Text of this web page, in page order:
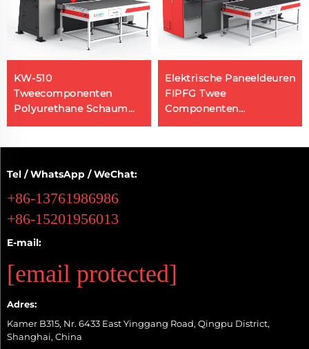
KW-510
Tweecomponenten
Polyurethane Schaum
Spuiten Uitrusting Bron
Elektrische Paneeldeuren
FIPFG Twee
Componenten
Polyurethane Potting
Tel / WhatsApp / WeChat:
+86-13761986986
+86-15201956013
E-mail:
[email protected]
Adres:
Kamer B315, Nr. 6433 East Yinggang Road, Qingpu District,
Shanghai, China